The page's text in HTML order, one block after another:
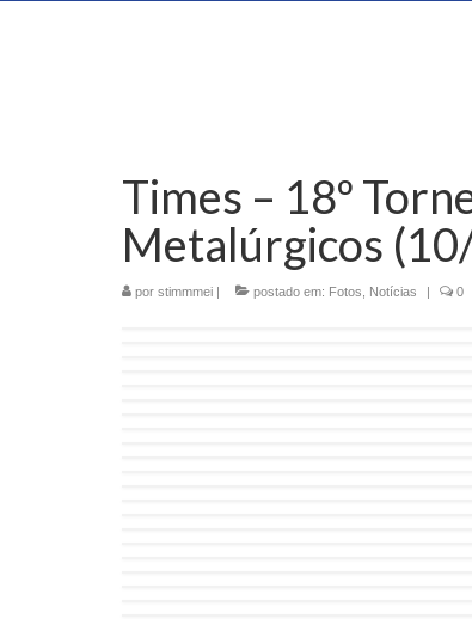
Times – 18º
Metalúrgicos
por stimmmei | postado em: Fotos Notícias | 0